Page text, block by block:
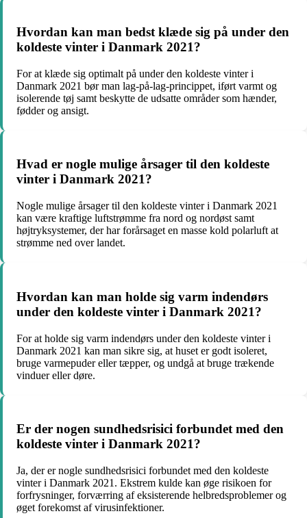
Hvordan kan man bedst klæde sig på under den
koldeste vinter i Danmark 2021?
For at klæde sig optimalt på under den koldeste vinter i
Danmark 2021 bør man lag-på-lag-princippet, iført varmt og
isolerende tøj samt beskytte de udsatte områder som hænder,
fødder og ansigt.
Hvad er nogle mulige årsager til den koldeste
vinter i Danmark 2021?
Nogle mulige årsager til den koldeste vinter i Danmark 2021
kan være kraftige luftstrømme fra nord og nordøst samt
højtryksystemer, der har forårsaget en masse kold polarluft at
strømme ned over landet.
Hvordan kan man holde sig varm indendørs
under den koldeste vinter i Danmark 2021?
For at holde sig varm indendørs under den koldeste vinter i
Danmark 2021 kan man sikre sig, at huset er godt isoleret,
bruge varmepuder eller tæpper, og undgå at bruge trækende
vinduer eller døre.
Er der nogen sundhedsrisici forbundet med den
koldeste vinter i Danmark 2021?
Ja, der er nogle sundhedsrisici forbundet med den koldeste
vinter i Danmark 2021. Ekstrem kulde kan øge risikoen for
forfrysninger, forværring af eksisterende helbredsproblemer og
øget forekomst af virusinfektioner.